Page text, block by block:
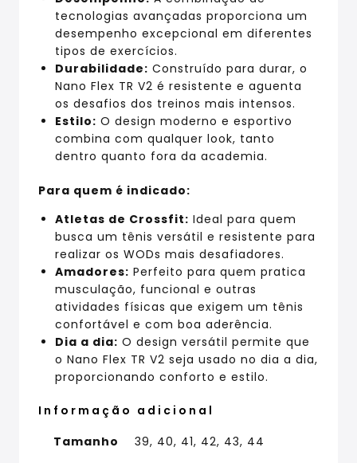
tecnologias avançadas proporciona um
desempenho excepcional em diferentes
tipos de exercícios.
Durabilidade: Construído para durar, o
Nano Flex TR V2 é resistente e aguenta
os desafios dos treinos mais intensos.
Estilo: O design moderno e esportivo
combina com qualquer look, tanto
dentro quanto fora da academia.
Para quem é indicado:
Atletas de Crossfit: Ideal para quem
busca um tênis versátil e resistente para
realizar os WODs mais desafiadores.
Amadores: Perfeito para quem pratica
musculação, funcional e outras
atividades físicas que exigem um tênis
confortável e com boa aderência.
Dia a dia: O design versátil permite que
o Nano Flex TR V2 seja usado no dia a dia,
proporcionando conforto e estilo.
Informação adicional
Tamanho
39, 40, 41, 42, 43, 44